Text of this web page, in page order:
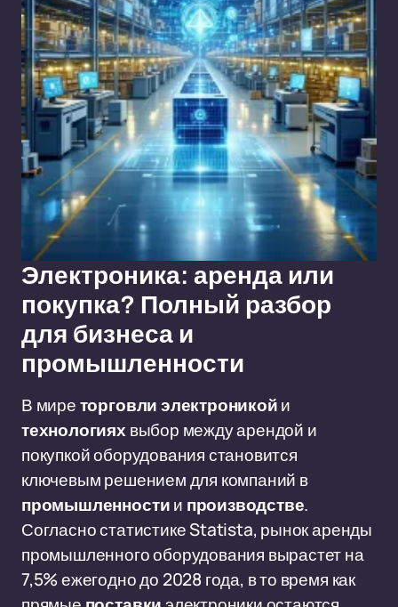
Электроника: аренда или
покупка? Полный разбор
для бизнеса и
промышленности
В миреторговли электроникойи
технологияхвыбор между арендой и
покупкой оборудования становится
ключевым решением для компаний в
промышленностии производстве.
Согласно статистике Statista, рынок аренды
промышленного оборудования вырастет на
7,5% ежегодно до 2028 года, в то время как